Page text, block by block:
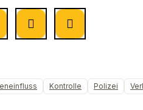
Kontrolle Polizei